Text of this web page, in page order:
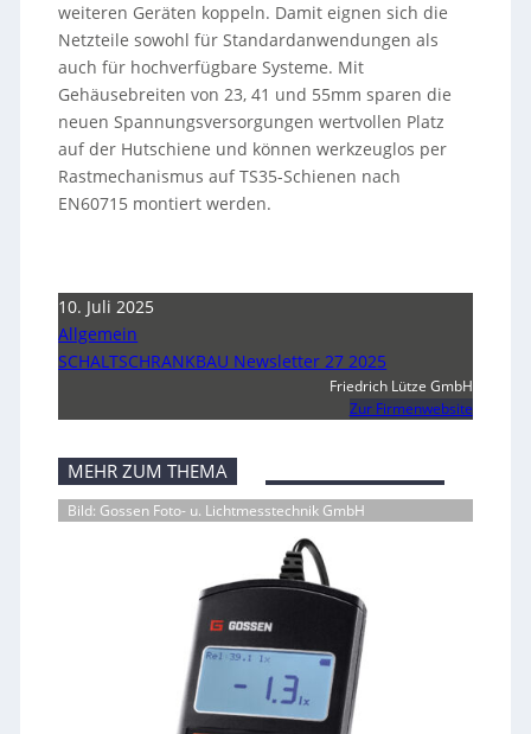
weiteren Geräten koppeln. Damit eignen sich die
Netzteile sowohl für Standardanwendungen als
auch für hochverfügbare Systeme. Mit
Gehäusebreiten von 23, 41 und 55mm sparen die
neuen Spannungsversorgungen wertvollen Platz
auf der Hutschiene und können werkzeuglos per
Rastmechanismus auf TS35-Schienen nach
EN60715 montiert werden.
10. Juli 2025
Allgemein
SCHALTSCHRANKBAU Newsletter 27 2025
Friedrich Lütze GmbH
Zur Firmenwebsite
MEHR ZUM THEMA
Bild: Gossen Foto- u. Lichtmesstechnik GmbH